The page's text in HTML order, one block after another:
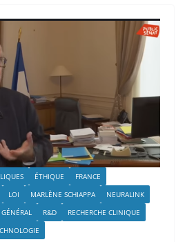
ÉTHIQUE
FRANCE
LOI MARLÈNE SCHIAPPA
NEURALINK
R&D
RECHERCHE CLINIQUE